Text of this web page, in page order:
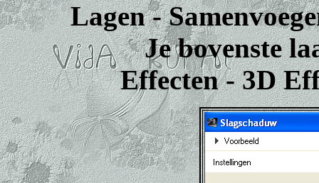
Lagen -
Je bovenste
Effecten - 3D